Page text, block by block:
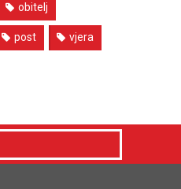
obitelj
post vjera